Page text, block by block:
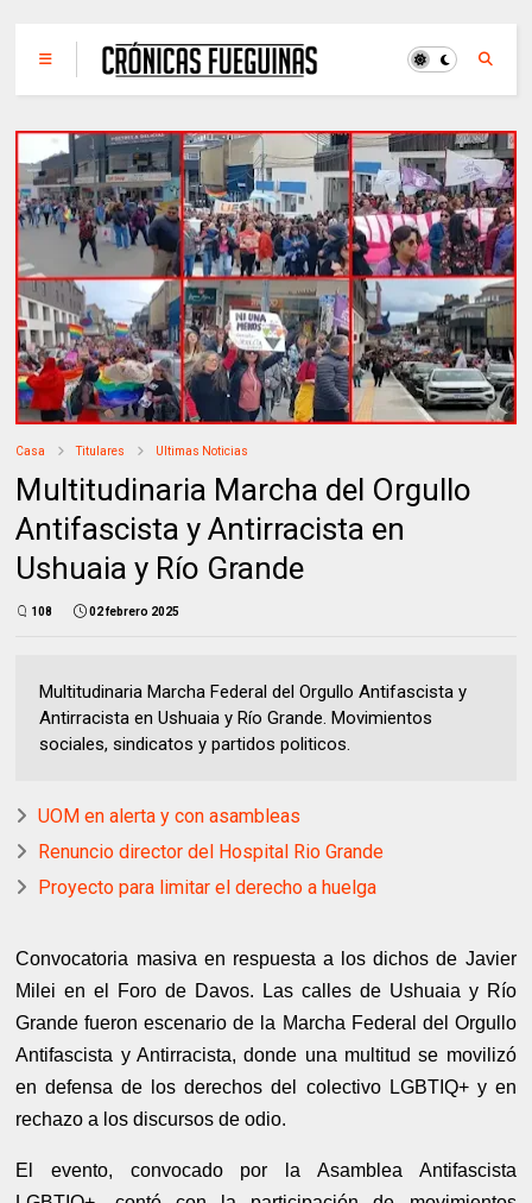
Casa Titulares Ultimas Noticias
Multitudinaria Marcha del Orgullo
Antifascista y Antirracista en
Ushuaia y Río Grande
108 02 febrero 2025
Multitudinaria Marcha Federal del Orgullo Antifascista y
Antirracista en Ushuaia y Río Grande. Movimientos
sociales, sindicatos y partidos politicos.
UOM en alerta y con asambleas
Renuncio director del Hospital Rio Grande
Proyecto para limitar el derecho a huelga
Convocatoria masiva en respuesta a los dichos de Javier
Milei en el Foro de Davos. Las calles de Ushuaia y Río
Grande fueron escenario de la Marcha Federal del Orgullo
Antifascista y Antirracista, donde una multitud se movilizó
en defensa de los derechos del colectivo LGBTIQ+ y en
rechazo a los discursos de odio.
El evento, convocado por la Asamblea Antifascista